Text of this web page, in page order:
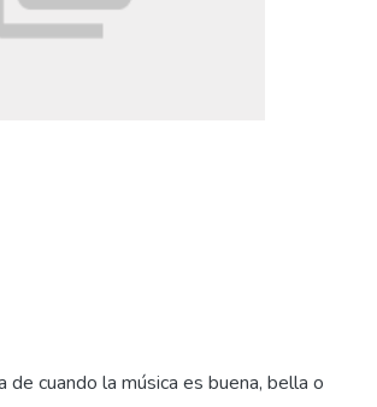
de cuando la música es buena, bella o